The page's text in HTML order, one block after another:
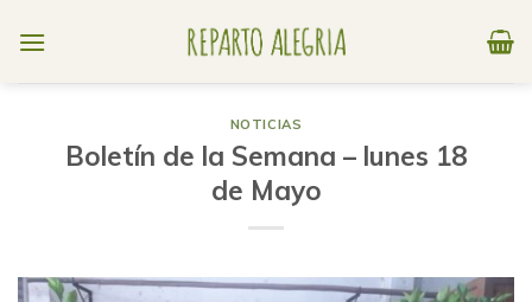
NOTICIAS
Boletín de la Semana – lunes 18
de Mayo